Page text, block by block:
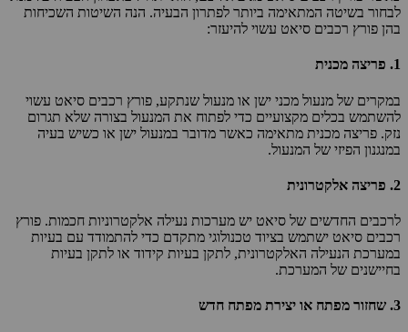
לבחור בשיטה המתאימה ביותר לפתרון הבעיה. הנה השיטות השכיחות
בהן פורץ רכבים סיאט עשוי להיעזר:
1. פריצה מכנית
במקרים של מנעול מכני ישן או מנעול שנתקע, פורץ רכבים סיאט עשוי
להשתמש בכלים מקצועיים כדי לפתוח את המנעול בצורה שלא תגרום
נזק. פריצה מכנית מתאימה כאשר מדובר במנעול ישן או כשיש בעיה
במנגנון הפיזי של המנעול.
2. פריצה אלקטרונית
לרכבים החדשים של סיאט יש מערכות נעילה אלקטרוניות חכמות. פורץ
רכבים סיאט ישתמש בציוד טכנולוגי מתקדם כדי להתמודד עם בעיות
במערכת הנעילה האלקטרונית, לתקן בעיות קידוד או לתקן בעיות
בחיישנים של המערכת.
3. שחזור מפתח או יצירת מפתח חדש